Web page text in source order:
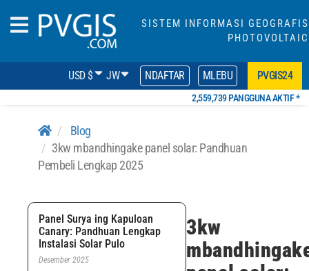
SISTEM INFORMASI GEOGRAFIS
PHOTOVOLTAIC
USD $ JW NDAFTAR MLEBU PVGIS24
2,559,739 PANGGUNA AKTIF *
Blog
3kw mbandhingake panel solar: Pandhuan
Pembeli Lengkap 2025
Panel Surya ing Kapuloan
Canary: Pandhuan Lengkap
Instalasi Solar Pulo
Desember 2025
3kw